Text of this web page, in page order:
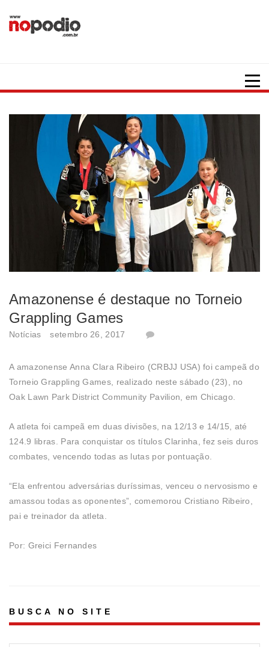
Amazonense é destaque no Torneio
Grappling Games
Notícias setembro 26, 2017
A amazonense Anna Clara Ribeiro (CRBJJ USA) foi campeã do
Torneio Grappling Games, realizado neste sábado (23), no
Oak Lawn Park District Community Pavilion, em Chicago.
A atleta foi campeã em duas divisões, na 12/13 e 14/15, até
124.9 libras. Para conquistar os títulos Clarinha, fez seis duros
combates, vencendo todas as lutas por pontuação.
“Ela enfrentou adversárias duríssimas, venceu o nervosismo e
amassou todas as oponentes”, comemorou Cristiano Ribeiro,
pai e treinador da atleta.
Por: Greici Fernandes
BUSCA NO SITE